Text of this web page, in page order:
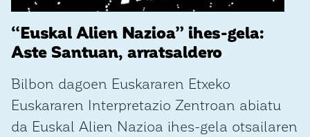
“Euskal Alien Nazioa” ihes-gela:
Aste Santuan, arratsaldero
Bilbon dagoen Euskararen Etxeko
Euskararen Interpretazio Zentroan abiatu
da Euskal Alien Nazioa ihes-gela otsailaren